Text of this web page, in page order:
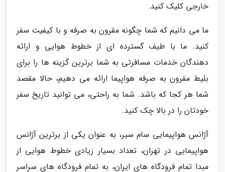
خارجی کلیک کنید.
ما می دانیم که شما چگونه مقرون به صرفه و با کیفیت سفر
کنید. ما با طیف گسترده ای از خطوط هوایی و ارائه
دهندگان خدمات مسافرتی به شما برترین گزینه ها را برای
بلیط مقرون به صرفه هواپیما ارائه می دهیم، حالا مقصد
شما هر کجا که باشد. شما به راحتی، می توانید تاریخ سفر
خودتان را در بالا چک کنید.
آژانس هواپیمایی سام سیر، به عنوان یکی از برترین آژانس
هواپیمایی در تهران، تعداد بسیار زیادی خطوط هوایی از
مبدا تمام فرودگاه های ایران، به تمام فرودگاه های سراسر